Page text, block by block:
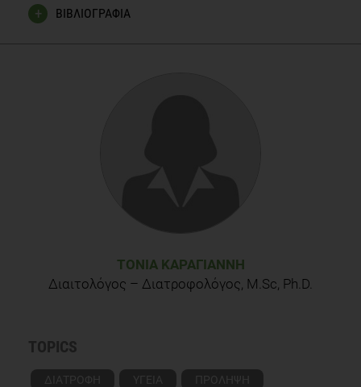
ΒΙΒΛΙΟΓΡΑΦΙΑ
The British Journal of Ophthalmology (Aug. 1998, 82: 907-
ΤΌΝΙΑ ΚΑΡΑΓΙΆΝΝΗ
Διαιτολόγος – Διατροφολόγος, M.Sc, Ph.D.
TOPICS
ΔΙΑΤΡΟΦΗ ΥΓΕΙΑ ΠΡΟΛΗΨΗ